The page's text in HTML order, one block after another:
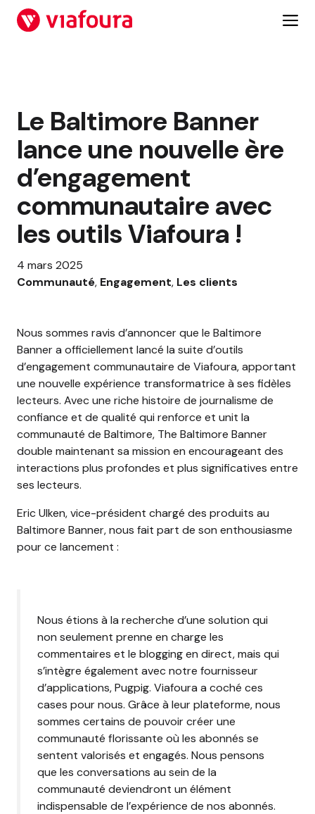
Aller
Le Baltimore Banner
lance une nouvelle ère
d’engagement
communautaire avec
les outils Viafoura !
4 mars 2025
Communauté, Engagement, Les clients
Nous sommes ravis d’annoncer que le Baltimore
Banner a officiellement lancé la suite d’outils
d’engagement communautaire de Viafoura, apportant
une nouvelle expérience transformatrice à ses fidèles
lecteurs. Avec une riche histoire de journalisme de
confiance et de qualité qui renforce et unit la
communauté de Baltimore, The Baltimore Banner
double maintenant sa mission en encourageant des
interactions plus profondes et plus significatives entre
ses lecteurs.
Eric Ulken, vice-président chargé des produits au
Baltimore Banner, nous fait part de son enthousiasme
pour ce lancement :
Nous étions à la recherche d’une solution qui
non seulement prenne en charge les
commentaires et le blogging en direct, mais qui
s’intègre également avec notre fournisseur
d’applications, Pugpig. Viafoura a coché ces
cases pour nous. Grâce à leur plateforme, nous
sommes certains de pouvoir créer une
communauté florissante où les abonnés se
sentent valorisés et engagés. Nous pensons
que les conversations au sein de la
communauté deviendront un élément
indispensable de l’expérience de nos abonnés.